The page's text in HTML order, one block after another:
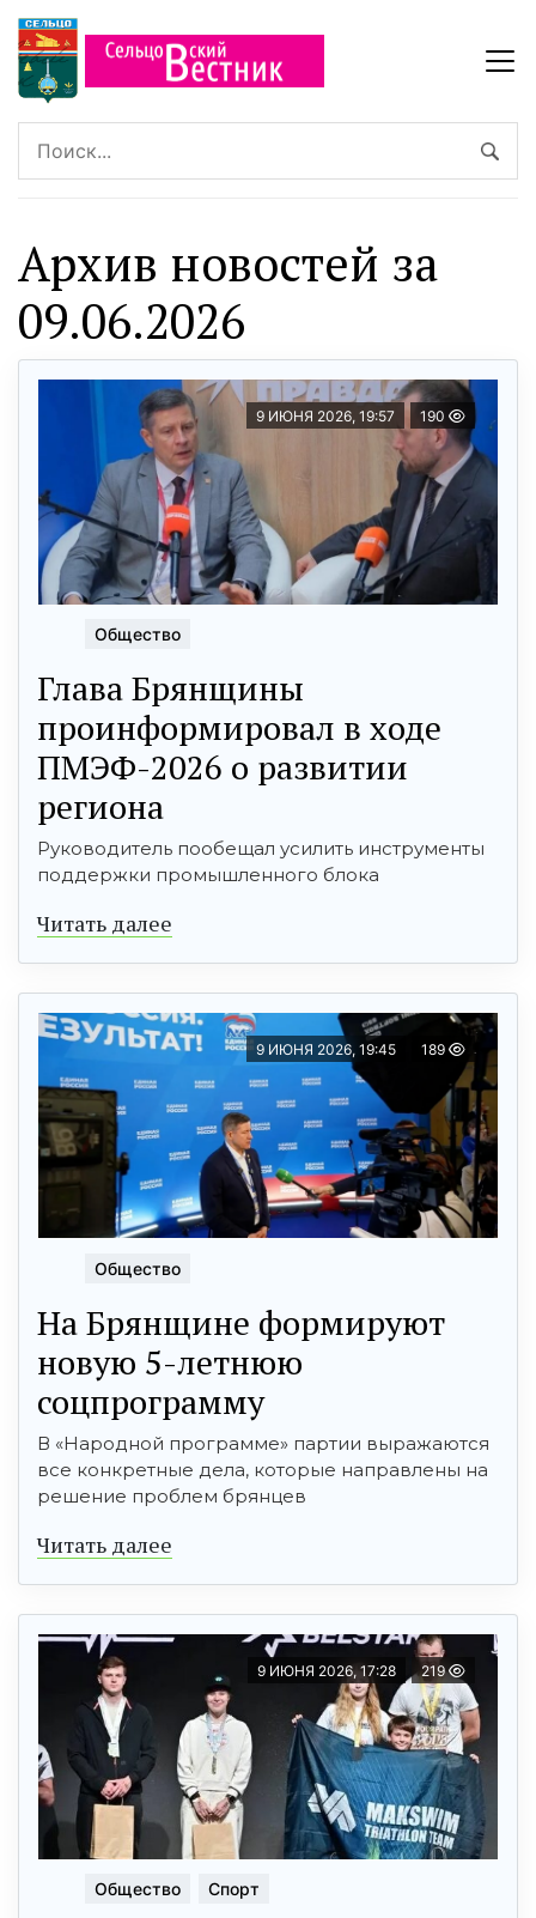
Архив новостей за
09.06.2026
9 ИЮНЯ 2026, 19:57 190
Общество
Глава Брянщины
проинформировал в ходе
ПМЭФ-2026 о развитии
региона
Руководитель пообещал усилить инструменты
поддержки промышленного блока
Читать далее
9 ИЮНЯ 2026, 19:45 189
Общество
На Брянщине формируют
новую 5-летнюю
соцпрограмму
В «Народной программе» партии выражаются
все конкретные дела, которые направлены на
решение проблем брянцев
Читать далее
9 ИЮНЯ 2026, 17:28 219
Общество Спорт